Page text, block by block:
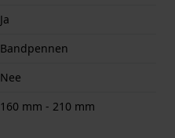
Ja
Bandpennen
Nee
160 mm - 210 mm